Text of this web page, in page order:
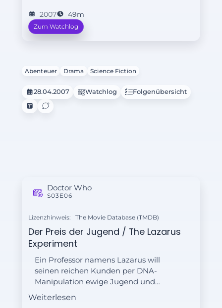
Building um ihr Leben kämpfen
muss, geht der Doktor eine
2007 49m
Zum Watchlog
Abenteuer Drama Science Fiction
28.04.2007 Watchlog Folgenübersicht
Doctor Who
S03E06
Lizenzhinweis: The Movie Database (TMDB)
Der Preis der Jugend / The Lazarus
Experiment
Ein Professor namens Lazarus will
seinen reichen Kunden per DNA-
Manipulation ewige Jugend und
Schönheit verschaffen. Auch die
Weiterlesen